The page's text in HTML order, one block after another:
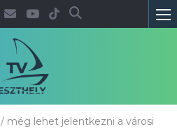
/ még lehet jelentkezni a városi